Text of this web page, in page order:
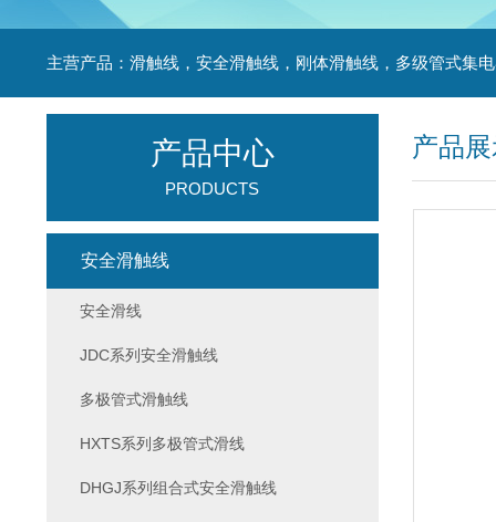
产品
产品中心
PRODUCTS
安全滑触线
安全滑线
JDC系列安全滑触线
多极管式滑触线
HXTS系列多极管式滑线
DHGJ系列组合式安全滑触线